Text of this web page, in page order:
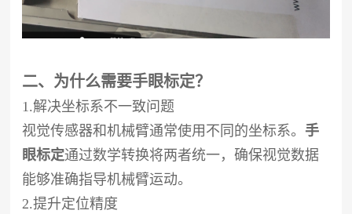
二、为什么需要手眼标定？
1.解决坐标系不一致问题
视觉传感器和机械臂通常使用不同的坐标系。 手
眼标定通过数学转换将两者统一，确保视觉数据
能够准确指导机械臂运动。
2.提升定位精度